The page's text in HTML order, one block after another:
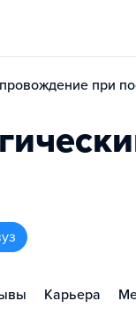
при
Карьера